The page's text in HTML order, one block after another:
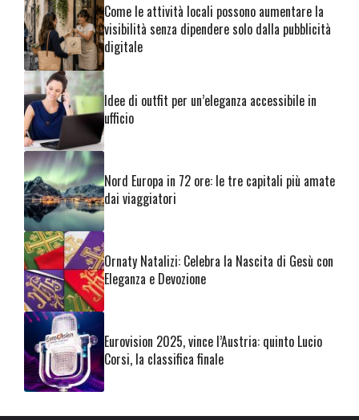
Come le attività locali possono aumentare la
visibilità senza dipendere solo dalla pubblicità
digitale
Idee di outfit per un’eleganza accessibile in
ufficio
Nord Europa in 72 ore: le tre capitali più amate
dai viaggiatori
Ornaty Natalizi: Celebra la Nascita di Gesù con
Eleganza e Devozione
Eurovision 2025, vince l’Austria: quinto Lucio
Corsi, la classifica finale